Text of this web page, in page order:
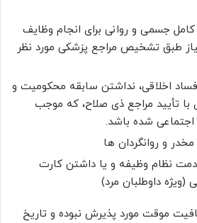
کامل جسمی و روانی برای انجام وظایف
طبق تشخیص مراجع پزشکی مورد نظر
اخلاقی، نداشتن سابقه محکومیت و
تأیید مراجع ذی صلاح، که موجب
شده باشد.
و روانگردان ها
نظام وظیفه و یا داشتن کارت
(ویژه داوطلبان مرد)
موقت مورد پذیرش نبوده و تاریخ